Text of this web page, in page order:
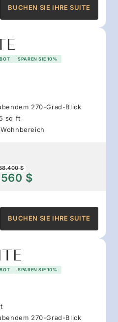
BUCHEN SIE IHRE SUITE
SPAREN SIE 10%
270-Grad-Blick
sq ft
$
$
BUCHEN SIE IHRE SUITE
SPAREN SIE 10%
270-Grad-Blick